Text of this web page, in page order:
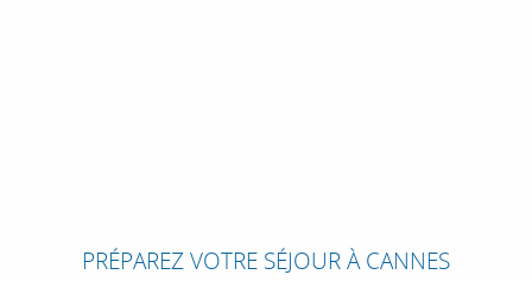
PRÉPAREZ VOTRE SÉJOUR À CANNES